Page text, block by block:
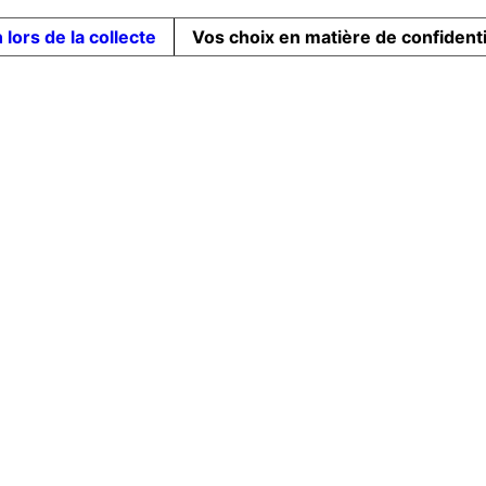
lors de la collecte Vos choix en matière de